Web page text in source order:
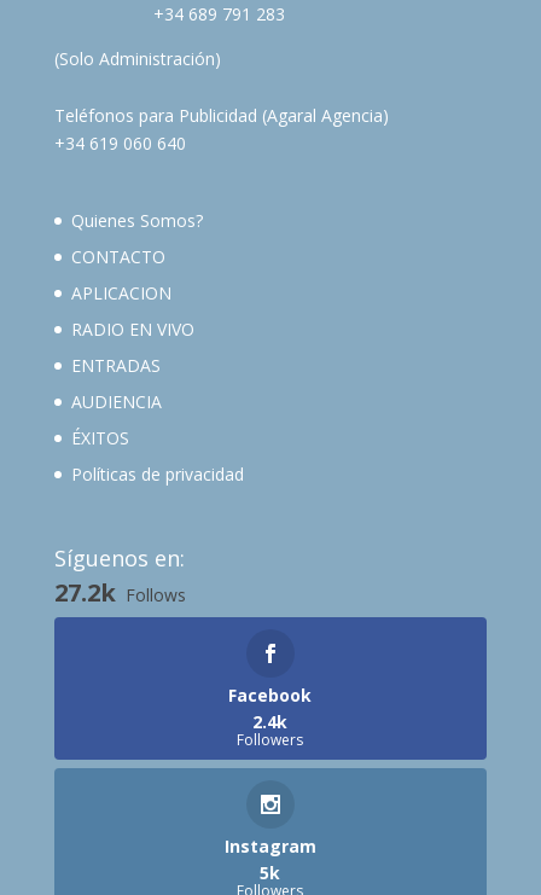
+34 689 791 283
(Solo Administración)
Teléfonos para Publicidad (Agaral Agencia)
+34 619 060 640
Quienes Somos?
CONTACTO
APLICACION
RADIO EN VIVO
ENTRADAS
AUDIENCIA
ÉXITOS
Políticas de privacidad
Síguenos en:
27.2k Follows
Facebook
2.4k
Followers
Instagram
5k
Followers